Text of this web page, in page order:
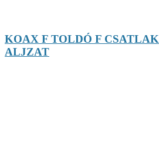
KOAX F TOLDÓ F
ALJZAT